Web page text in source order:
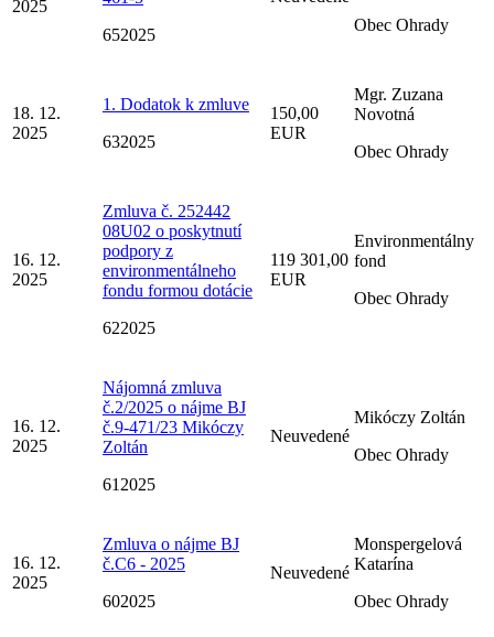
2025
652025
Obec Ohrady
18. 12.
2025
1. Dodatok k zmluve
632025
150,00
EUR
Mgr. Zuzana
Novotná
Obec Ohrady
16. 12.
2025
Zmluva č. 252442
08U02 o poskytnutí
podpory z
environmentálneho
fondu formou dotácie
622025
119 301,00
EUR
Environmentálny
fond
Obec Ohrady
16. 12.
2025
Nájomná zmluva
č.2/2025 o nájme BJ
č.9-471/23 Mikóczy
Zoltán
612025
Neuvedené
Mikóczy Zoltán
Obec Ohrady
16. 12.
2025
Zmluva o nájme BJ
č.C6 - 2025
602025
Neuvedené
Monspergelová
Katarína
Obec Ohrady